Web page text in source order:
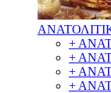
+
+
+
+